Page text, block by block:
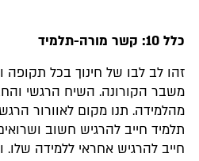
כלל 10: קשר מורה-תלמיד
זהו לב לבו של חינוך בכל תקופה
משבר הקורונה. השיח הרגשי
מהלמידה. תנו מקום לאוורור
תלמיד חייב להרגיש חשוב
חייב להרגיש אחראי ללמידה שלו.